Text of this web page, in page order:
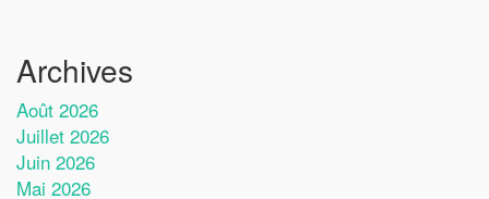
Archives
Août 2026
Juillet 2026
Juin 2026
Mai 2026